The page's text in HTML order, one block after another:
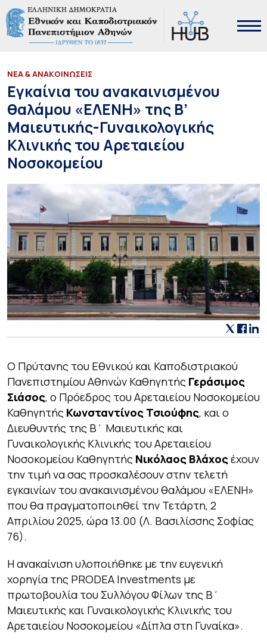
ΝΕΑ & ΑΝΑΚΟΙΝΩΣΕΙΣ
Εγκαίνια του ανακαινισμένου
θαλάμου «ΕΛΕΝΗ» της Β’
Μαιευτικής-Γυναικολογικής
Κλινικής του Αρεταιείου
Νοσοκομείου
Ο Πρύτανης του Εθνικού και Καποδιστριακού
Πανεπιστημίου Αθηνών Καθηγητής Γεράσιμος
Σιάσος, ο Πρόεδρος του Αρεταιείου Νοσοκομείου
Καθηγητής Κωνσταντίνος Τσιούφης, και ο
Διευθυντής της Β΄ Μαιευτικής και
Γυναικολογικής Κλινικής του Αρεταιείου
Νοσοκομείου Καθηγητής Νικόλαος Βλάχος έχουν
την τιμή να σας προσκαλέσουν στην τελετή
εγκαινίων του ανακαινισμένου θαλάμου «ΕΛΕΝΗ»
που θα πραγματοποιηθεί την Τετάρτη, 2
Απριλίου 2025, ώρα 13.00 (Λ. Βασιλίσσης Σοφίας
76).
Η ανακαίνιση υλοποιήθηκε με την ευγενική
χορηγία της PRODEA Investments με
πρωτοβουλία του Συλλόγου Φίλων της Β΄
Μαιευτικής και Γυναικολογικής Κλινικής του
Αρεταιείου Νοσοκομείου «Δίπλα στη Γυναίκα».